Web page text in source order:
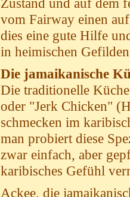
vom Fairway einen
dies eine gute Hilfe
in heimischen
Die jamaikanische
Die traditionelle
oder "Jerk Chicken"
schmecken im
man probiert diese
zwar einfach, aber
karibisches Gefühl
Ackee, die